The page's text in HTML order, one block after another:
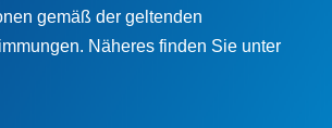
gemäß der geltenden
Näheres finden Sie unter